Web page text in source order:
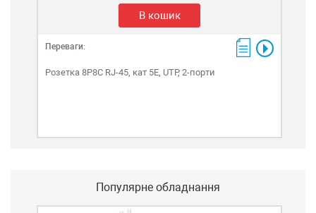
В кошик
Переваги:
Розетка 8P8C RJ-45, кат 5Е, UTP, 2-порти
Популярне обладнання